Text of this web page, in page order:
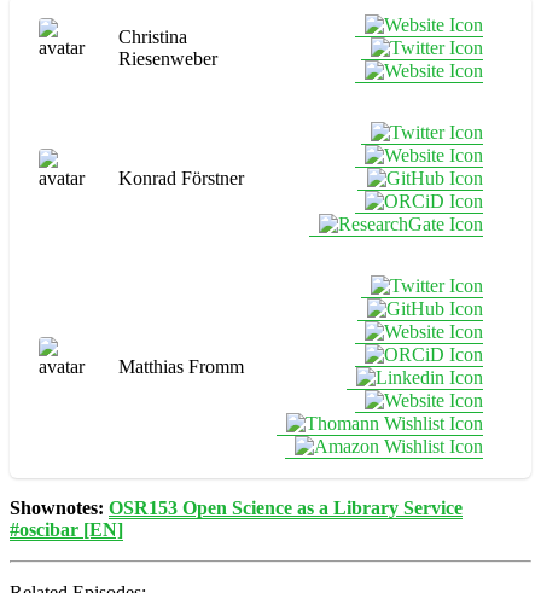
Christina
Riesenweber
Konrad Förstner
Matthias Fromm
Shownotes: OSR153 Open Science as a Library Service
#oscibar [EN]